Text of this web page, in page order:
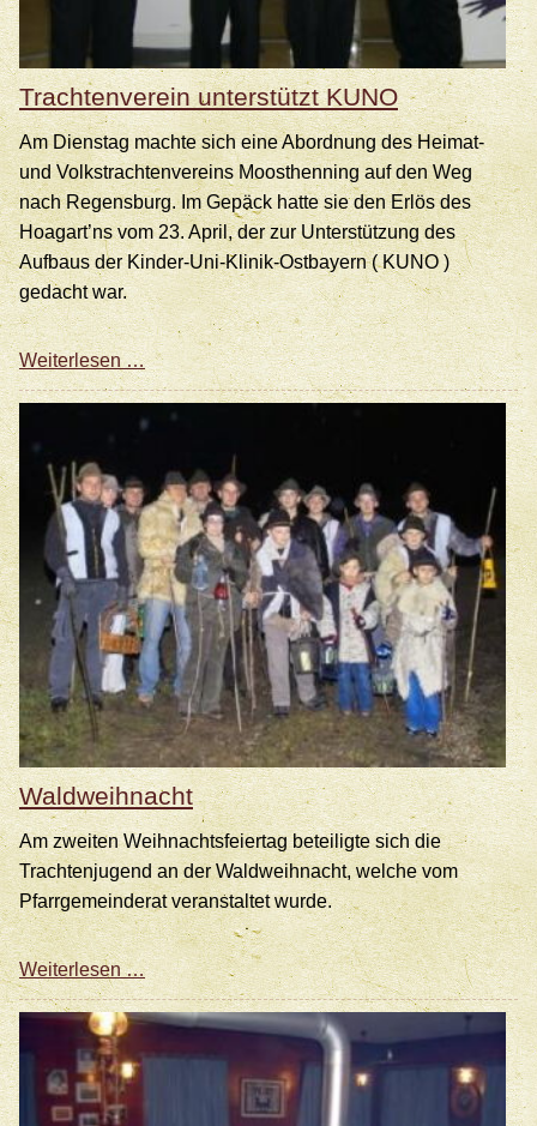
Trachtenverein unterstützt KUNO
Am Dienstag machte sich eine Abordnung des Heimat-
und Volkstrachtenvereins Moosthenning auf den Weg
nach Regensburg. Im Gepäck hatte sie den Erlös des
Hoagart’ns vom 23. April, der zur Unterstützung des
Aufbaus der Kinder-Uni-Klinik-Ostbayern ( KUNO )
gedacht war.
Weiterlesen …Trachtenverein
unterstützt
KUNO
Waldweihnacht
Am zweiten Weihnachtsfeiertag beteiligte sich die
Trachtenjugend an der Waldweihnacht, welche vom
Pfarrgemeinderat veranstaltet wurde.
Weiterlesen …Waldweihnacht